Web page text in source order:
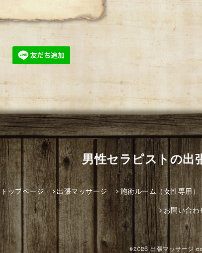
男性セラピストの出
トップページ 出張マッサージ 施術ルーム（女性専用）
お問い合わ
©2026出張マッサージ